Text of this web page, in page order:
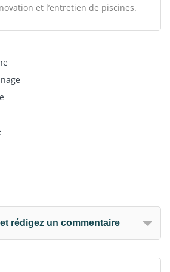
et l’entretien de piscines.
rédigez un commentaire